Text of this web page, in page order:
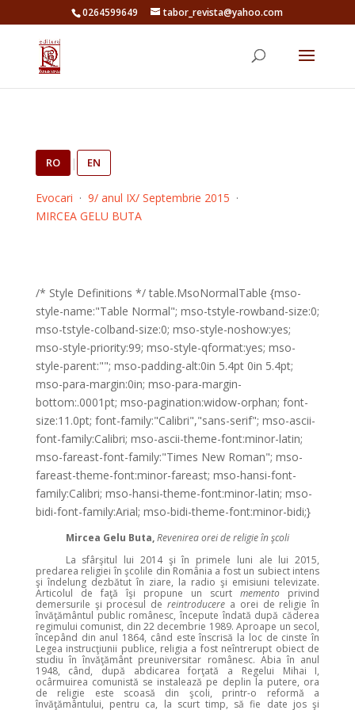
0264599649 tabor_revista@yahoo.com
RO | EN
Evocari · 9/ anul IX/ Septembrie 2015 ·
MIRCEA GELU BUTA
/* Style Definitions */ table.MsoNormalTable {mso-
style-name:"Table Normal"; mso-tstyle-rowband-size:0;
mso-tstyle-colband-size:0; mso-style-noshow:yes;
mso-style-priority:99; mso-style-qformat:yes; mso-
style-parent:""; mso-padding-alt:0in 5.4pt 0in 5.4pt;
mso-para-margin:0in; mso-para-margin-
bottom:.0001pt; mso-pagination:widow-orphan; font-
size:11.0pt; font-family:"Calibri","sans-serif"; mso-ascii-
font-family:Calibri; mso-ascii-theme-font:minor-latin;
mso-fareast-font-family:"Times New Roman"; mso-
fareast-theme-font:minor-fareast; mso-hansi-font-
family:Calibri; mso-hansi-theme-font:minor-latin; mso-
bidi-font-family:Arial; mso-bidi-theme-font:minor-bidi;}
Mircea Gelu Buta,Revenirea orei de religie în şcoli
La sfârşitul lui 2014 şi în primele luni ale lui 2015,
predarea religiei în şcolile din România a fost un subiect intens
şi îndelung dezbătut în ziare, la radio şi emisiuni televizate.
Articolul de faţă îşi propune un scurtmemento privind
demersurile şi procesul dereintroducere a orei de religie în
învăţământul public românesc, începute îndată după căderea
regimului comunist, din 22 decembrie 1989. Aproape un secol,
începând din anul 1864, când este înscrisă la loc de cinste în
Legea instrucţiunii publice, religia a fost neîntrerupt obiect de
studiu în învăţământ preuniversitar românesc. Abia în anul
1948, când, după abdicarea forţată a Regelui Mihai I,
ocârmuirea comunistă se instalează pe deplin la putere, ora
de religie este scoasă din şcoli, printr-o reformă a
învăţământului, pentru ca, la scurt timp, să fie date jos şi